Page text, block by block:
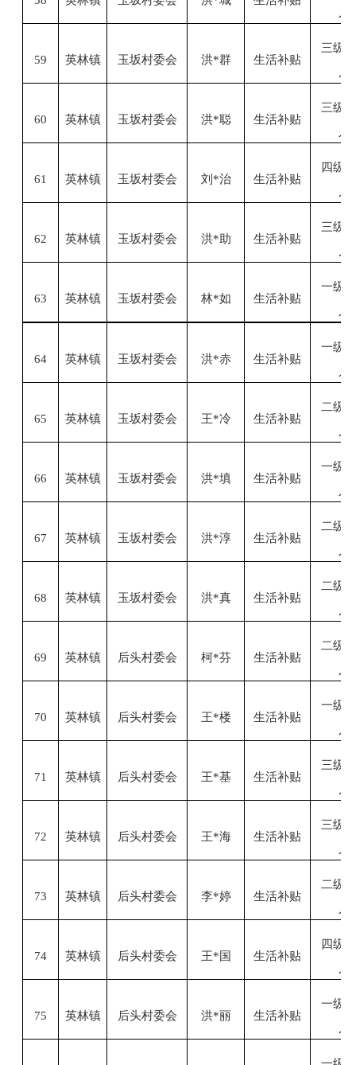
59 英林镇 玉坂村委会 洪*群 生活补贴
三级
60 英林镇 玉坂村委会 洪*聪 生活补贴
三级
61 英林镇 玉坂村委会 刘 *治 生活补贴
四级
62 英林镇 玉坂村委会 洪*助 生活补贴
三级
63 英林镇 玉坂村委会 林*如 生活补贴
一级
64 英林镇 玉坂村委会 洪*赤 生活补贴
一级
65 英林镇 玉坂村委会 王*冷 生活补贴
二级
66 英林镇 玉坂村委会 洪*填 生活补贴
一级
67 英林镇 玉坂村委会 洪*淳 生活补贴
二级
68 英林镇 玉坂村委会 洪*真 生活补贴
二级
69 英林镇 后头村委会 柯*芬 生活补贴
二级
70 英林镇 后头村委会 王*楼 生活补贴
一级
71 英林镇 后头村委会 王*基 生活补贴
三级
72 英林镇 后头村委会 王*海 生活补贴
三级
73 英林镇 后头村委会 李*婷 生活补贴
二级
74 英林镇 后头村委会 王*国 生活补贴
四级
75 英林镇 后头村委会 洪*丽 生活补贴
一级